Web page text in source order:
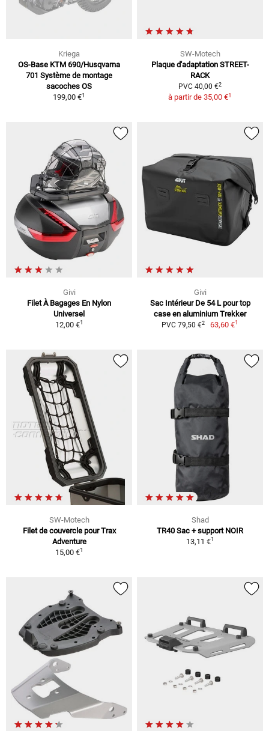
Kriega
OS-Base KTM 690/Husqvarna
701 Système de montage
sacoches OS
199,00 €1
SW-Motech
Plaque d'adaptation STREET-
RACK
PVC 40,00 €2
à partir de 35,00 €1
Givi
Filet À Bagages En Nylon
Universel
12,00 €1
Givi
Sac Intérieur De 54 L pour top
case en aluminium Trekker
PVC 79,50 €2 63,60 €1
SW-Motech
Filet de couvercle pour Trax
Adventure
15,00 €1
Shad
TR40 Sac + support NOIR
13,11 €1